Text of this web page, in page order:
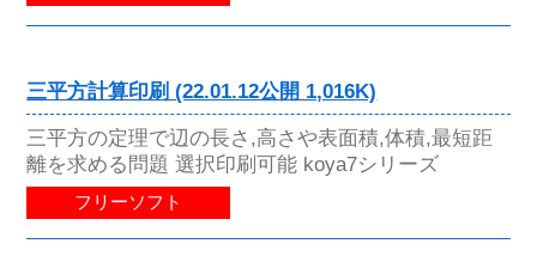
三平方計算印刷 (22.01.12公開 1,016K)
三平方の定理で辺の長さ,高さや表面積,体積,最短距
離を求める問題 選択印刷可能 koya7シリーズ
フリーソフト